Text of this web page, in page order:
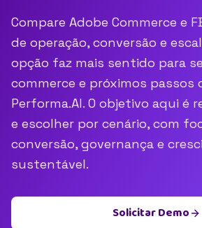
Compare Adobe Commerce e
de operação, conversão e
opção faz mais sentido para
commerce e próximos passos
Performa.AI. O objetivo aqui é
e escolher por cenário, com
conversão, governança e
sustentável.
Solicitar Demo